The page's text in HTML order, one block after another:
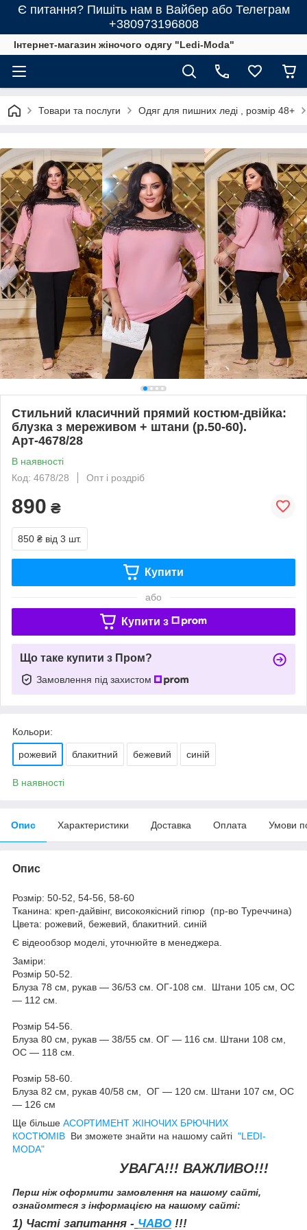
Є питання? Пишіть нам в Вайбер або Телеграм
+380973196808
Інтернет-магазин жіночого одягу "Ledi-Moda"
Товари та послуги Одяг для пишних леді , розмір 48+
Стильний класичний прямий костюм-двійка:
блузка з мереживом + штани (р.50-60).
Арт-4678/28
В наявності
Код: 4678/28
Опт і роздріб
890 ₴
850 ₴ від 3 шт.
Купити
або
Купити з
Що таке купити з Пром?
Замовлення під захистом
Кольори:
рожевий блакитний бежевий синій
В наявності
Опис Характеристики Доставка Оплата Умови
Опис
Розмір: 50-52, 54-56, 58-60
Тканина: креп-дайвінг, високоякісний гіпюр (пр-во Туреччина)
Цвета: рожевий, бежевий, блакитний. синій
Є відеообзор моделі, уточнюйте в менеджера.
Заміри:
Розмір 50-52.
Блуза 78 см, рукав — 36/53 см. ОГ-108 см. Штани 105 см, ОС
— 112 см.
Розмір 54-56.
Блуза 80 см, рукав — 38/55 см. ОГ — 116 см. Штани 108 см,
ОС — 118 см.
Розмір 58-60.
Блуза 82 см, рукав 40/58 см, ОГ — 120 см. Штани 107 см, ОС
— 126 см
Ще більше АСОРТИМЕНТ ЖІНОЧИХ БРЮЧНИХ
КОСТЮМІВ Ви зможете знайти на нашому сайті "LEDI-
MODA"
УВАГА!!! ВАЖЛИВО!!!
Перш ніж оформити замовлення на нашому сайті,
ознайомтеся з інформацією на нашому сайті:
1) Часті запитання - ЧАВО !!!